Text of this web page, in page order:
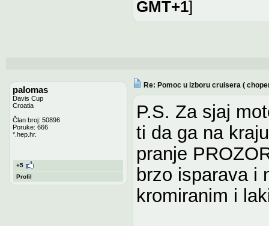
GMT+1]
palomas
Davis Cup
Croatia
Član broj: 50896
Poruke: 666
*.hep.hr.
+5
Profil
Re: Pomoc u izboru cruisera (
P.S. Za sjaj
ti da ga na
pranje
brzo isparava i
kromiranim i